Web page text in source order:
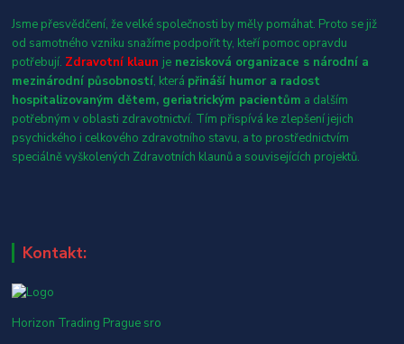
Jsme přesvědčení, že velké společnosti by měly pomáhat. Proto se již
od samotného vzniku snažíme podpořit ty, kteří pomoc opravdu
potřebují. Zdravotní klaun je nezisková organizace s národní a
mezinárodní působností, která přináší humor a radost
hospitalizovaným dětem, geriatrickým pacientům a dalším
potřebným v oblasti zdravotnictví. Tím přispívá ke zlepšení jejich
psychického i celkového zdravotního stavu, a to prostřednictvím
speciálně vyškolených Zdravotních klaunů a souvisejících projektů.
Kontakt:
Horizon Trading Prague sro